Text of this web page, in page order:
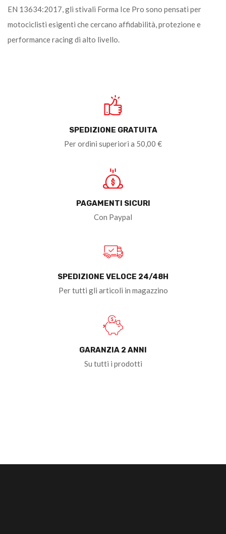
EN 13634:2017, gli stivali Forma Ice Pro sono pensati per
motociclisti esigenti che cercano affidabilità, protezione e
performance racing di alto livello.
SPEDIZIONE GRATUITA
Per ordini superiori a 50,00 €
PAGAMENTI SICURI
Con Paypal
SPEDIZIONE VELOCE 24/48H
Per tutti gli articoli in magazzino
GARANZIA 2 ANNI
Su tutti i prodotti